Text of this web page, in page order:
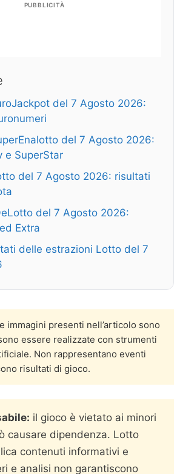
PUBBLICITÀ
del 7 Agosto 2026:
del 7 Agosto 2026:
e SuperStar
del 7 Agosto 2026: risultati
del 7 Agosto 2026:
Extra
delle estrazioni Lotto del 7
immagini presenti nell’articolo sono
essere realizzate con strumenti
Non rappresentano eventi
risultati di gioco.
il gioco è vietato ai minori
causare dipendenza. Lotto
contenuti informativi e
e analisi non garantiscono